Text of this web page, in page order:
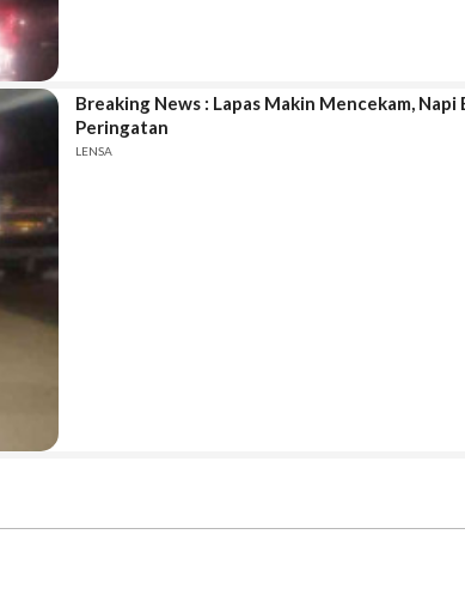
Breaking News : Lapas Makin Mencekam,
Peringatan
LENSA